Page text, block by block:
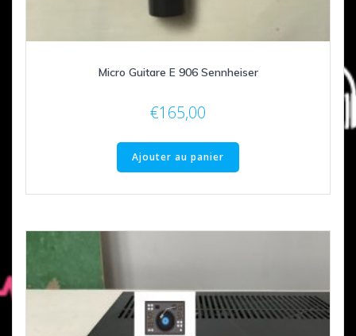
Micro Guitare E 906 Sennheiser
€165,00
Ajouter au panier